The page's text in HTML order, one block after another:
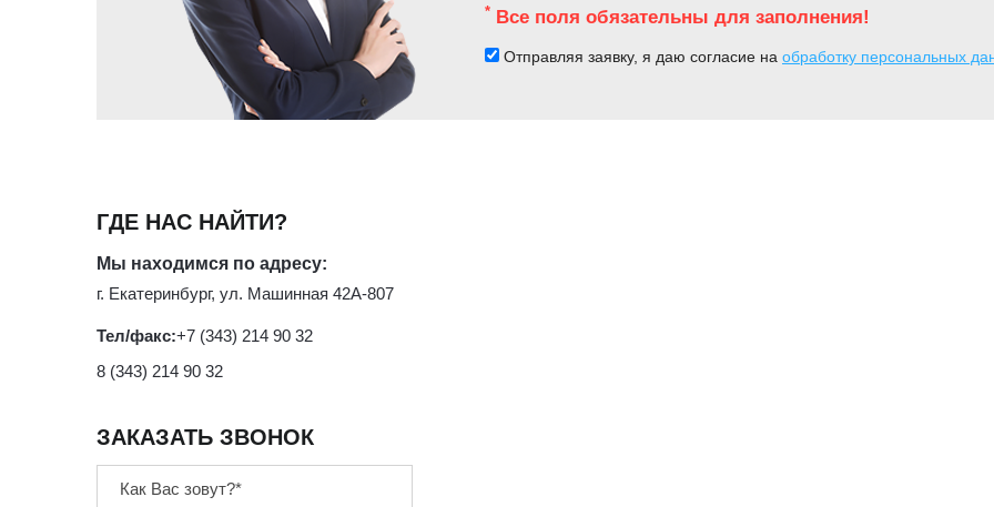
* Все поля обязательны для заполнения!
Отправляя заявку, я даю согласие на обработку персональных
ГДЕ НАС НАЙТИ?
Мы находимся по адресу:
г. Екатеринбург, ул. Машинная 42А-807
Тел/факс:+7 (343) 214 90 32
8 (343) 214 90 32
ЗАКАЗАТЬ ЗВОНОК